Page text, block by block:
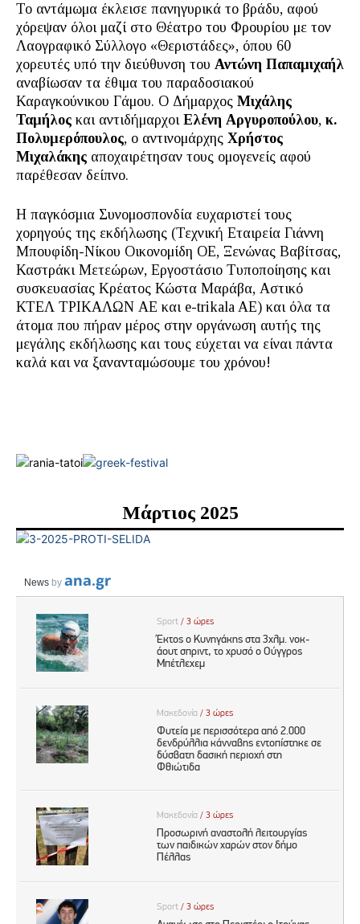
Το αντάμωμα έκλεισε πανηγυρικά το βράδυ, αφού
χόρεψαν όλοι μαζί στο Θέατρο του Φρουρίου με τον
Λαογραφικό Σύλλογο «Θεριστάδες», όπου 60
χορευτές υπό την διεύθυνση του Αντώνη Παπαμιχαήλ
αναβίωσαν τα έθιμα του παραδοσιακού
Καραγκούνικου Γάμου. Ο Δήμαρχος Μιχάλης
Ταμήλος και αντιδήμαρχοι Ελένη Αργυροπούλου, κ.
Πολυμερόπουλος, ο αντινομάρχης Χρήστος
Μιχαλάκης αποχαιρέτησαν τους ομογενείς αφού
παρέθεσαν δείπνο.
Η παγκόσμια Συνομοσπονδία ευχαριστεί τους
χορηγούς της εκδήλωσης (Τεχνική Εταιρεία Γιάννη
Μπουφίδη-Νίκου Οικονομίδη ΟΕ, Ξενώνας Βαβίτσας,
Καστράκι Μετεώρων, Εργοστάσιο Τυποποίησης και
συσκευασίας Κρέατος Κώστα Μαράβα, Αστικό
ΚΤΕΛ ΤΡΙΚΑΛΩΝ ΑΕ και e-trikala AE) και όλα τα
άτομα που πήραν μέρος στην οργάνωση αυτής της
μεγάλης εκδήλωσης και τους εύχεται να είναι πάντα
καλά και να ξανανταμώσουμε του χρόνου!
Μάρτιος 2025